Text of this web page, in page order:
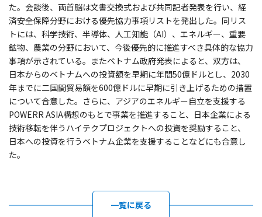
た。会談後、両首脳は文書交換式および共同記者発表を行い、経
済安全保障分野における優先協力事項リストを発出した。同リス
トには、科学技術、半導体、人工知能（AI）、エネルギー、重要
鉱物、農業の分野において、今後優先的に推進すべき具体的な協力
事項が示されている。またベトナム政府発表によると、双方は、
日本からのベトナムへの投資額を早期に年間50億ドルとし、2030
年までに二国間貿易額を600億ドルに早期に引き上げるための措置
について合意した。さらに、アジアのエネルギー自立を支援する
POWERR ASIA構想のもとで事業を推進すること、日本企業による
技術移転を伴うハイテクプロジェクトへの投資を奨励すること、
日本への投資を行うベトナム企業を支援することなどにも合意し
た。
一覧に戻る